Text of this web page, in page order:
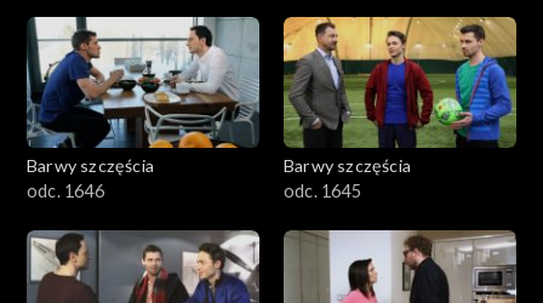
Barwy szczęścia
odc. 1646
Barwy szczęścia
odc. 1645